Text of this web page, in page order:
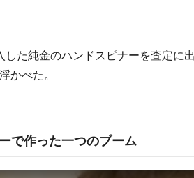
た純金のハンドスピナーを査定に
かべた。
で作った一つのブーム